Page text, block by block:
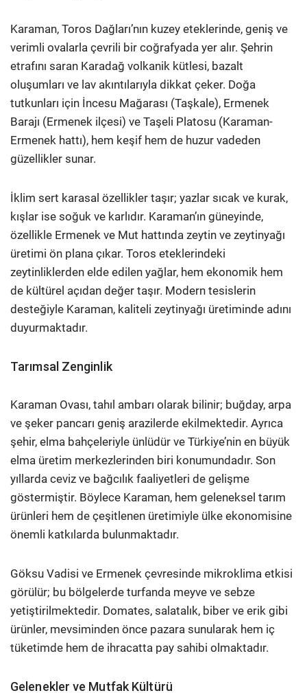
Karaman, Toros Dağları’nın kuzey eteklerinde, geniş ve
verimli ovalarla çevrili bir coğrafyada yer alır. Şehrin
etrafını saran Karadağ volkanik kütlesi, bazalt
oluşumları ve lav akıntılarıyla dikkat çeker. Doğa
tutkunları için İncesu Mağarası (Taşkale), Ermenek
Barajı (Ermenek ilçesi) ve Taşeli Platosu (Karaman-
Ermenek hattı), hem keşif hem de huzur vadeden
güzellikler sunar.
İklim sert karasal özellikler taşır; yazlar sıcak ve kurak,
kışlar ise soğuk ve karlıdır. Karaman’ın güneyinde,
özellikle Ermenek ve Mut hattında zeytin ve zeytinyağı
üretimi ön plana çıkar. Toros eteklerindeki
zeytinliklerden elde edilen yağlar, hem ekonomik hem
de kültürel açıdan değer taşır. Modern tesislerin
desteğiyle Karaman, kaliteli zeytinyağı üretiminde adını
duyurmaktadır.
Tarımsal Zenginlik
Karaman Ovası, tahıl ambarı olarak bilinir; buğday, arpa
ve şeker pancarı geniş arazilerde ekilmektedir. Ayrıca
şehir, elma bahçeleriyle ünlüdür ve Türkiye’nin en büyük
elma üretim merkezlerinden biri konumundadır. Son
yıllarda ceviz ve bağcılık faaliyetleri de gelişme
göstermiştir. Böylece Karaman, hem geleneksel tarım
ürünleri hem de çeşitlenen üretimiyle ülke ekonomisine
önemli katkılarda bulunmaktadır.
Göksu Vadisi ve Ermenek çevresinde mikroklima etkisi
görülür; bu bölgelerde turfanda meyve ve sebze
yetiştirilmektedir. Domates, salatalık, biber ve erik gibi
ürünler, mevsiminden önce pazara sunularak hem iç
tüketimde hem de ihracatta pay sahibi olmaktadır.
Gelenekler ve Mutfak Kültürü